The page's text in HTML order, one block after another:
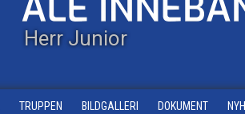
Herr Junior
TRUPPEN BILDGALLERI DOKUMENT